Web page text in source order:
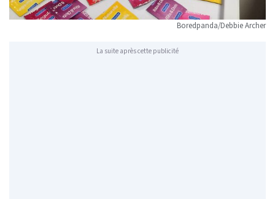
Boredpanda/Debbie Archer
La suite après cette publicité